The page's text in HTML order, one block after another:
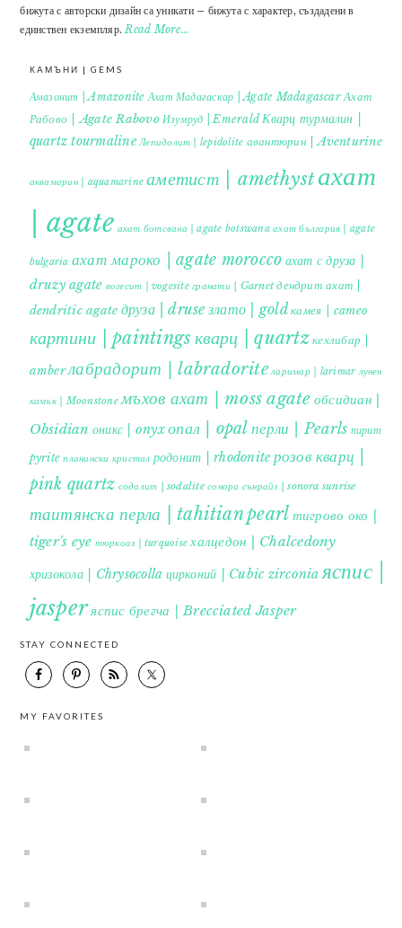
бижута с авторски дизайн са уникати – бижута с характер, създадени в
единствен екземпляр.Read More…
КАМЪНИ | GEMS
Амазонит | Amazonite Ахат Мадагаскар | Agate Madagascar Ахат
Рабово | Agate Rabovo Изумруд | Emerald Кварц турмалин |
quartz tourmaline Лепидолит | lepidolite авантюрин | Aventurine
аквамарин | aquamarine аметист | amethystахат
| agate ахат ботсвана | agate botswana ахат българия | agate
bulgaria ахат мароко | agate morocco ахат с друза |
druzy agate вогесит | vogesite гранати | Garnet дендрит ахат |
dendritic agate друза | druse злато | gold камея | cameo
картини | paintings кварц | quartzкехлибар |
amberлабрадорит | labradorite ларимар | larimar лунен
камък | Moonstone мъхов ахат | moss agate обсидиан |
Obsidian оникс | onyxопал | opal перли | Pearls пирит |
pyrite планински кристал родонит | rhodonite розов кварц |
pink quartz содалит | sodalite сонора сънрайз | sonora sunrise
таитянска перла | tahitian pearl тигрово око |
tiger's eye тюркоаз | turquoise халцедон | Chalcedony
хризокола | Chrysocolla цирконий | Cubic zirconia яспис |
jasperяспис брегча | Brecciated Jasper
STAY CONNECTED
MY FAVORITES